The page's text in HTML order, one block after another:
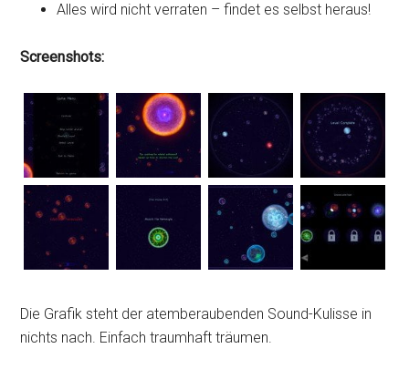
Alles wird nicht verraten – findet es selbst heraus!
Screenshots:
Die Grafik steht der atemberaubenden Sound-Kulisse in
nichts nach. Einfach traumhaft träumen.